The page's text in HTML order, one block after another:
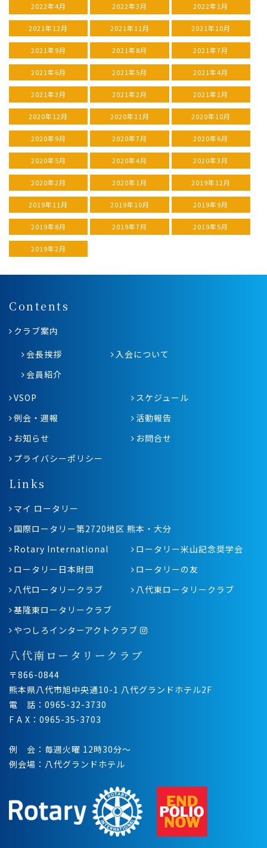
2022年4月 2022年3月 2022年1月
2021年12月 2021年11月 2021年10月
2021年9月 2021年8月 2021年7月
2021年6月 2021年5月 2021年4月
2021年3月 2021年2月 2021年1月
2020年12月 2020年11月 2020年10月
2020年9月 2020年7月 2020年6月
2020年5月 2020年4月 2020年3月
2020年2月 2020年1月 2019年12月
2019年11月 2019年10月 2019年9月
2019年8月 2019年7月 2019年5月
2019年2月
Contents
クラブ案内
会長挨拶
入会について
会員紹介
VSOP
スケジュール
例会・週報
活動報告
お知らせ
お問合せ
プライバシーポリシー
Links
マイ ロータリー
国際ロータリー第2720地区 熊本・大分
Rotary International
ロータリー米山記念奨学会
ロータリー日本財団
ロータリーの友
八代ロータリークラブ
八代東ロータリークラブ
基隆東ロータリークラブ
やつしろインターアクトクラブ
八代南ロータリークラブ
〒866-0844
熊本県八代市旭中央通10-1 八代グランドホテル2F
電 話：0965-32-3730
F A X：0965-35-3703
例 会：毎週火曜 12時30分〜
例会場：八代グランドホテル